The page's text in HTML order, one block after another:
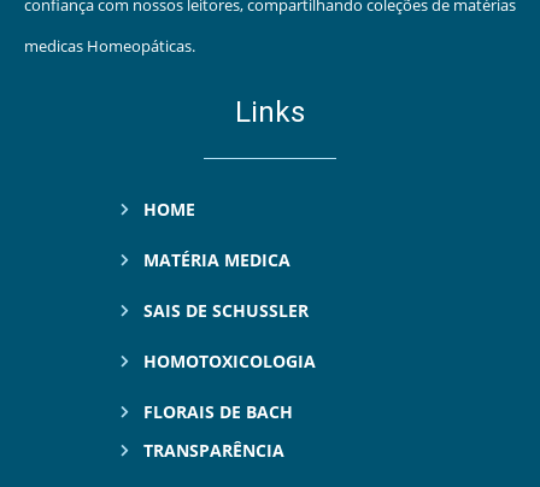
medicas Homeopáticas.
Links
HOME
MATÉRIA MEDICA
SAIS DE SCHUSSLER
HOMOTOXICOLOGIA
FLORAIS DE BACH
TRANSPARÊNCIA